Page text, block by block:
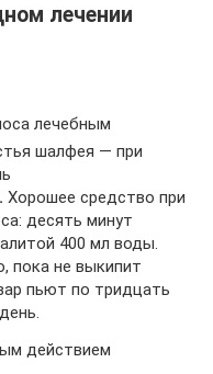
лечении
лечебным
шалфея — при
Хорошее средство при
десять минут
400 мл воды.
пока не выкипит
пьют по тридцать
действием